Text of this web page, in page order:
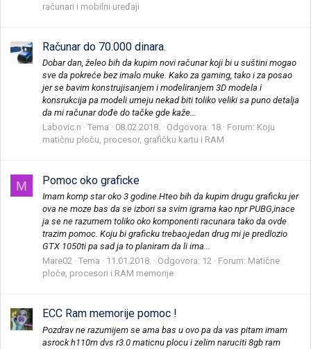
računari i mobilni uređaji
Računar do 70.000 dinara.
Dobar dan, želeo bih da kupim novi računar koji bi u suštini mogao
sve da pokreće bez imalo muke. Kako za gaming, tako i za posao
jer se bavim konstrujisanjem i modeliranjem 3D modela i
konsrukcija pa modeli umeju nekad biti toliko veliki sa puno detalja
da mi računar dođe do tačke gde kaže...
Labovic.n
Tema 08.02.2018. Odgovora: 18 Forum: Koju
matičnu ploču, procesor, grafičku kartu i RAM
M Pomoc oko graficke
Imam komp star oko 3 godine.Hteo bih da kupim drugu graficku jer
ova ne moze bas da se izbori sa svim igrama kao npr PUBG,inace
ja se ne razumem toliko oko komponenti racunara tako da ovde
trazim pomoc. Koju bi graficku trebao,jedan drug mi je predlozio
GTX 1050ti pa sad ja to planiram da li ima...
Mare02 Tema 11.01.2018. Odgovora: 12 Forum: Matične
ploče, procesori i RAM memorije
ECC Ram memorije pomoc !
Pozdrav ne razumijem se ama bas u ovo pa da vas pitam imam
asrock h110m dvs r3.0 maticnu plocu i zelim naruciti 8gb ram